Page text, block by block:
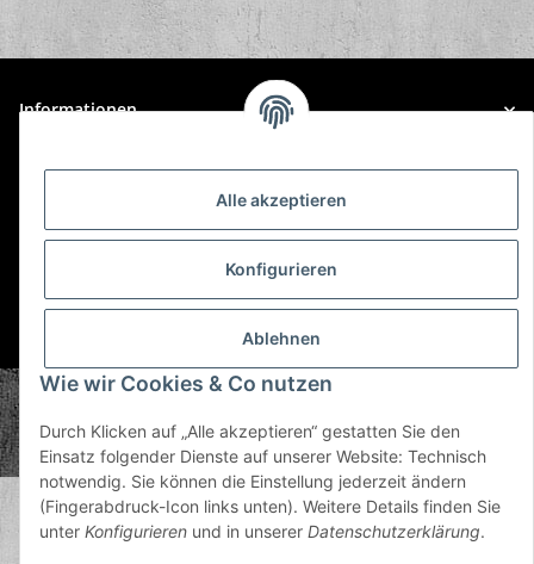
Informationen
Gesetzliche Informationen
* Alle Preise inkl. gesetzlicher USt., zzgl.Versand
Copyright © 2026 Plastic Bomb GmbH
Powered by
JTL-Shop
Alle akzeptieren
Konfigurieren
Ablehnen
Wie wir Cookies & Co nutzen
Durch Klicken auf „Alle akzeptieren“ gestatten Sie den
Einsatz folgender Dienste auf unserer Website: Technisch
notwendig. Sie können die Einstellung jederzeit ändern
(Fingerabdruck-Icon links unten). Weitere Details finden Sie
unter Konfigurieren und in unserer Datenschutzerklärung.